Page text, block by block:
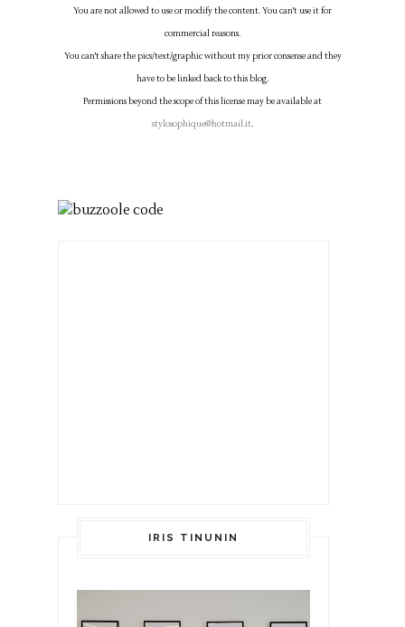
You are not allowed to use or modify the content. You can't use it for
commercial reasons.
You can't share the pics/text/graphic without my prior consense and they
have to be linked back to this blog.
Permissions beyond the scope of this license may be available at
stylosophique@hotmail.it.
IRIS TINUNIN